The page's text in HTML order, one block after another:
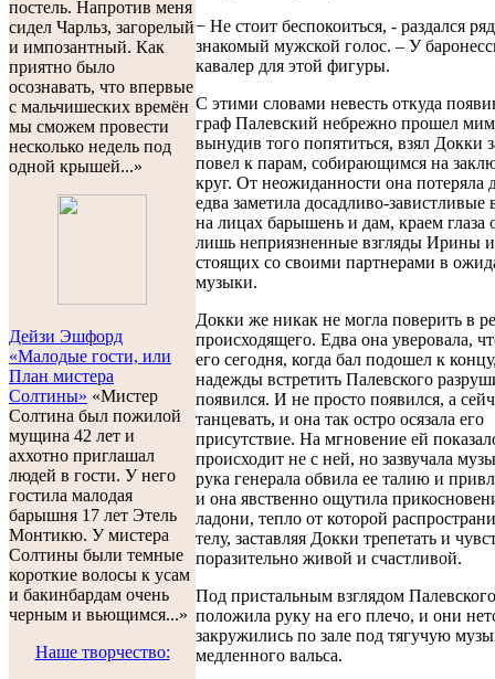
постель. Напротив меня
сидел Чарльз, загорелый
и импозантный. Как
приятно было
осознавать, что впервые
с мальчишеских времён
мы сможем провести
несколько недель под
одной крышей...»
Дейзи Эшфорд
«Малодые гости, или
План мистера
Солтины» «Мистер
Солтина был пожилой
мущина 42 лет и
аххотно приглашал
людей в гости. У него
гостила малодая
барышня 17 лет Этель
Монтикю. У мистера
Солтины были темные
короткие волосы к усам
и бакинбардам очень
черным и вьющимся...»
Наше творчество:
− Не стоит беспокоиться, - раздался
знакомый мужской голос. – У
кавалер для этой фигуры.
С этими словами невесть откуда
граф Палевский небрежно прошел
вынудив того попятиться, взял Докки
повел к парам, собирающимся на
круг. От неожиданности она потеряла
едва заметила досадливо-
на лицах барышень и дам, краем глаза
лишь неприязненные взгляды Ирины
стоящих со своими партнерами в
музыки.
Докки же никак не могла поверить в
происходящего. Едва она уверовала,
его сегодня, когда бал подошел к
надежды встретить Палевского
появился. И не просто появился, а
танцевать, и она так остро осязала его
присутствие. На мгновение ей
происходит не с ней, но зазвучала
рука генерала обвила ее талию и
и она явственно ощутила
ладони, тепло от которой
телу, заставляя Докки трепетать и
поразительно живой и счастливой.
Под пристальным взглядом
положила руку на его плечо, и они
закружились по зале под тягучую
медленного вальса.